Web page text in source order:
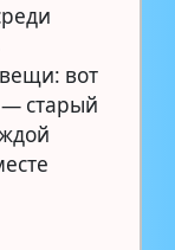
вот
— старый